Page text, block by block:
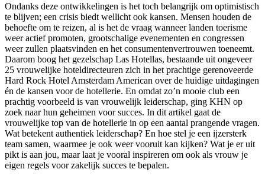
Ondanks deze ontwikkelingen is het toch belangrijk om optimistisch
te blijven; een crisis biedt wellicht ook kansen. Mensen houden de
behoefte om te reizen, al is het de vraag wanneer landen toerisme
weer actief promoten, grootschalige evenementen en congressen
weer zullen plaatsvinden en het consumentenvertrouwen toeneemt.
Daarom boog het gezelschap Las Hotellas, bestaande uit ongeveer
25 vrouwelijke hoteldirecteuren zich in het prachtige gerenoveerde
Hard Rock Hotel Amsterdam American over de huidige uitdagingen
én de kansen voor de hotellerie. En omdat zo’n mooie club een
prachtig voorbeeld is van vrouwelijk leiderschap, ging KHN op
zoek naar hun geheimen voor succes. In dit artikel gaat de
vrouwelijke top van de hotellerie in op een aantal prangende vragen.
Wat betekent authentiek leiderschap? En hoe stel je een ijzersterk
team samen, waarmee je ook weer vooruit kan kijken? Wat je er uit
pikt is aan jou, maar laat je vooral inspireren om ook als vrouw je
eigen regels voor zakelijk succes te bepalen.